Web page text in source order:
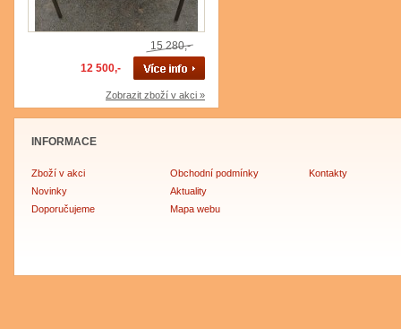
15 280,-
12 500,-
Zobrazit zboží v akci »
INFORMACE
Zboží v akci
Novinky
Doporučujeme
Obchodní podmínky
Aktuality
Mapa webu
Kontakty